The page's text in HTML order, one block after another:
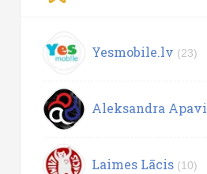
Yesmobile.lv (23)
Aleksandra Apavi
Laimes Lācis (10)